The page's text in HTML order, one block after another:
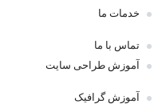
خدمات ما
تماس با ما
آموزش طراحی سایت
آموزش گرافیک